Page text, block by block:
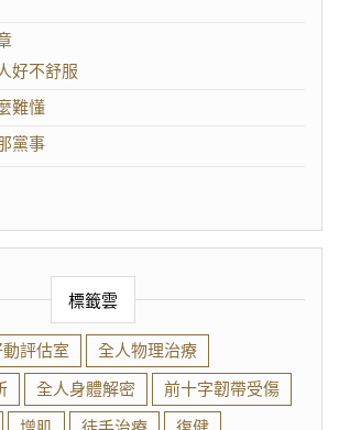
好不舒服
難懂
黨事
標籤雲
評估室
全人物理治療
全人身體解密
前十字韌帶受傷